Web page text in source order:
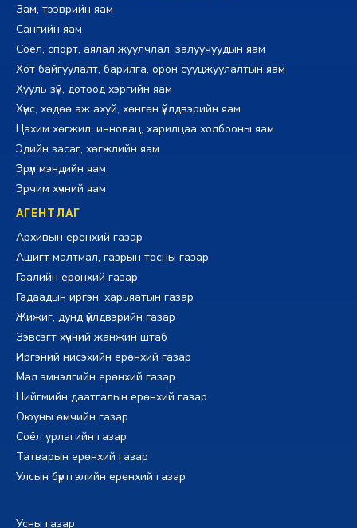
Зам, тээврийн яам
Сангийн яам
Соёл, спорт, аялал жуулчлал, залуучуудын яам
Хот байгуулалт, барилга, орон сууцжуулалтын яам
Хууль зүй, дотоод хэргийн яам
Хүнс, хөдөө аж ахуй, хөнгөн үйлдвэрийн яам
Цахим хөгжил, инновац, харилцаа холбооны яам
Эдийн засаг, хөгжлийн яам
Эрүүл мэндийн яам
Эрчим хүчний яам
АГЕНТЛАГ
Архивын ерөнхий газар
Ашигт малтмал, газрын тосны газар
Гаалийн ерөнхий газар
Гадаадын иргэн, харьяатын газар
Жижиг, дунд үйлдвэрийн газар
Зэвсэгт хүчний жанжин штаб
Иргэний нисэхийн ерөнхий газар
Мал эмнэлгийн ерөнхий газар
Нийгмийн даатгалын ерөнхий газар
Оюуны өмчийн газар
Соёл урлагийн газар
Татварын ерөнхий газар
Улсын бүртгэлийн ерөнхий газар
Усны газар